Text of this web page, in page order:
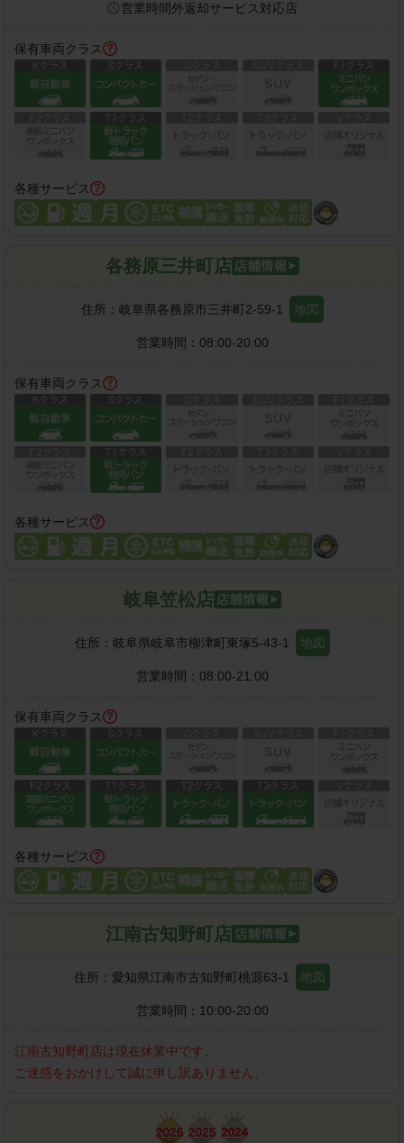
営業時間外返却サービス対応店
保有車両クラス
各種サービス
各務原三井町店
住所： 岐阜県各務原市三井町2-59-1 地図
営業時間： 08:00-20:00
保有車両クラス
各種サービス
岐阜笠松店
住所： 岐阜県岐阜市柳津町東塚5-43-1 地図
営業時間： 08:00-21:00
保有車両クラス
各種サービス
江南古知野町店
住所： 愛知県江南市古知野町桃源63-1 地図
営業時間： 10:00-20:00
江南古知野町店は現在休業中です。
ご迷惑をおかけして誠に申し訳ありません。